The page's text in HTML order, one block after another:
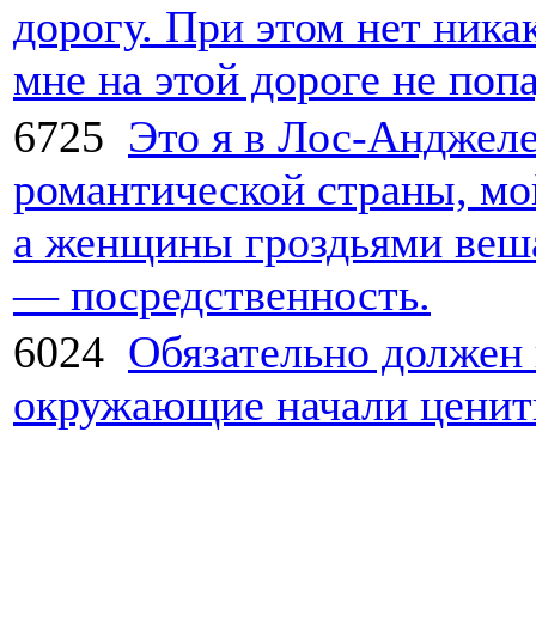
дорогу. При этом нет
мне на этой дороге не
6725 Это я в Лос-
романтической страны,
а женщины гроздьями
— посредственность.
6024 Обязательно
окружающие начали